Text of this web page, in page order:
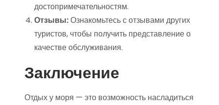
достопримечательностям.
Отзывы:Ознакомьтесь с отзывами других
туристов, чтобы получить представление о
качестве обслуживания.
Заключение
Отдых у моря — это возможность насладиться